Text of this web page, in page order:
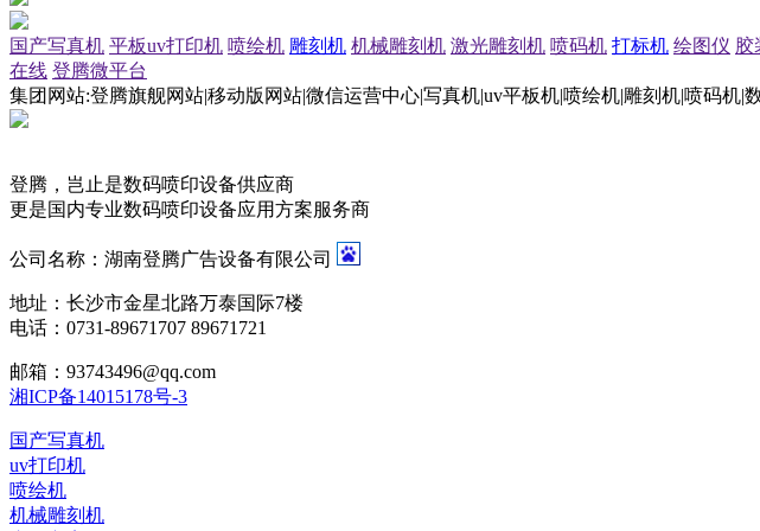
国产写真机 平板uv打印机 喷绘机 雕刻机 机械雕刻机 激光雕刻机 喷码机 打标机 绘图仪 胶
在线 登腾微平台
集团网站:登腾旗舰网站|移动版网站|微信运营中心|写真机|uv平板机|喷绘机|雕刻机|喷码机|
登腾，岂止是数码喷印设备供应商
更是国内专业数码喷印设备应用方案服务商
公司名称：湖南登腾广告设备有限公司
地址：长沙市金星北路万泰国际7楼
电话：0731-89671707 89671721
邮箱：93743496@qq.com
湘ICP备14015178号-3
国产写真机
uv打印机
喷绘机
机械雕刻机